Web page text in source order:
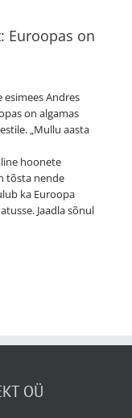
Euroopas on
esimees Andres
on algamas
„Mullu aasta
hoonete
tõsta nende
ka Euroopa
Jaadla sõnul
OÜ